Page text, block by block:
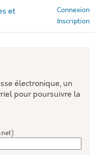
et
Connexion
Inscription
électronique, un
pour poursuivre la